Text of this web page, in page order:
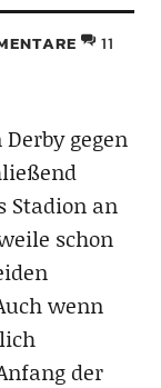
11
gegen
Stadion an
schon
wenn
der